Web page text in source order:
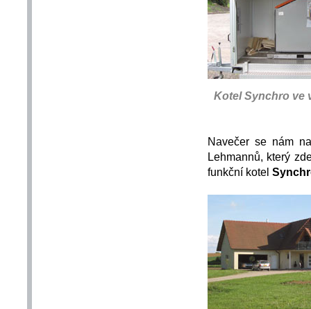
Kotel Synchro ve
Navečer se nám
Lehmannů, který
funkční kotel